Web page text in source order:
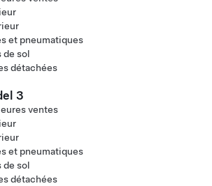
et pneumatiques
de sol
détachées
3
ventes
et pneumatiques
de sol
détachées